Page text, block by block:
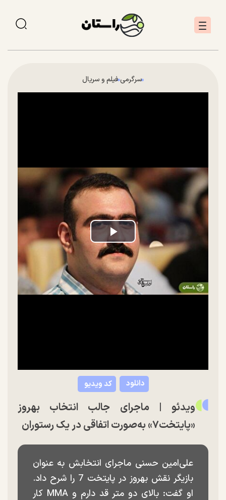
سرگرمی فیلم و سریال
Play
Video
کد ویدیو دانلود
ویدئو | ماجرای جالب انتخاب بهروز
«پایتخت۷» به‌صورت اتفاقی در یک رستوران
علی‌امین حسنی ماجرای انتخابش به عنوان
بازیگر نقش بهروز در پایتخت 7 را شرح داد.
او گفت: بالای دو متر قد دارم و MMA کار